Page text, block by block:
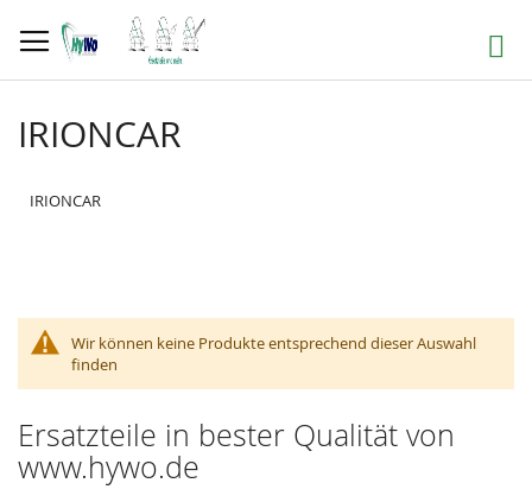
zum
Inhalt
Suche
IRIONCAR
IRIONCAR
Wir können keine Produkte entsprechend dieser Auswahl
finden
Ersatzteile in bester Qualität von
www.hywo.de